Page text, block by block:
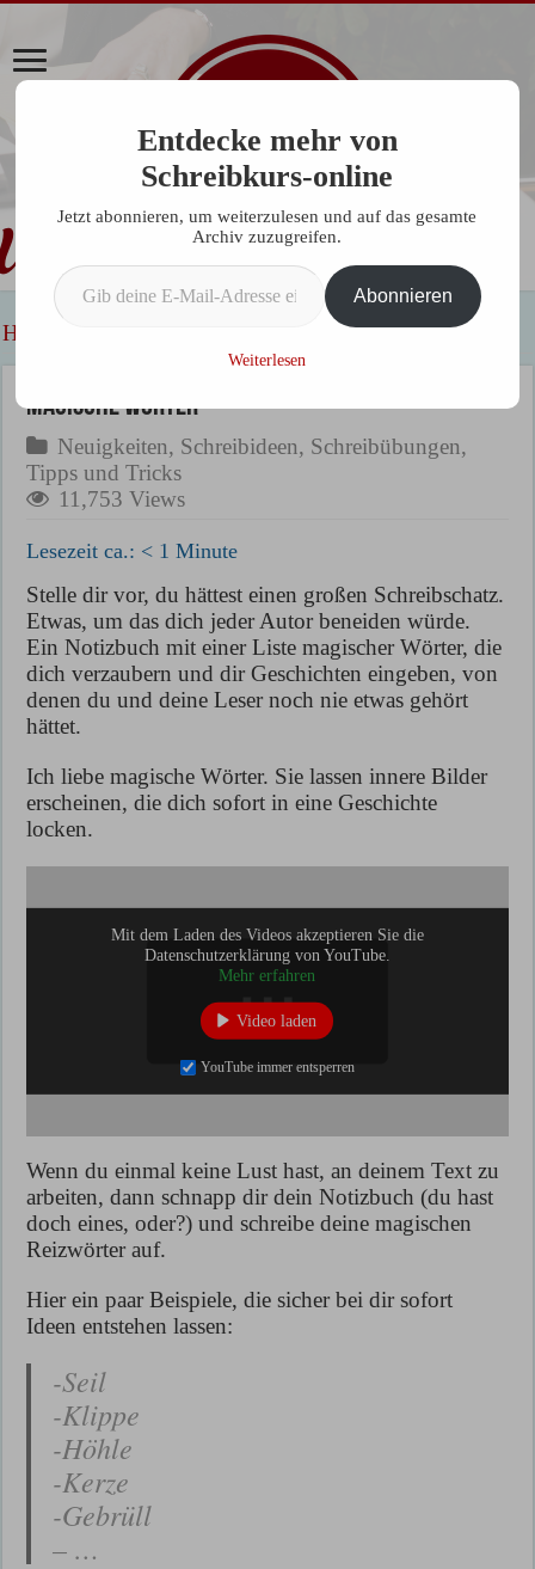
Home » Magische Wörter
Magische Wörter
Neuigkeiten, Schreibideen, Schreibübungen,
Tipps und Tricks
11,753 Views
Lesezeit ca.: < 1 Minute
Stelle dir vor, du hättest einen großen Schreibschatz.
Etwas, um das dich jeder Autor beneiden würde.
Ein Notizbuch mit einer Liste magischer Wörter, die
dich verzaubern und dir Geschichten eingeben, von
denen du und deine Leser noch nie etwas gehört
hättet.
Ich liebe magische Wörter. Sie lassen innere Bilder
erscheinen, die dich sofort in eine Geschichte
locken.
Mit dem Laden des Videos akzeptieren Sie die
Datenschutzerklärung von YouTube.
Mehr erfahren
Video laden
YouTube immer entsperren
Wenn du einmal keine Lust hast, an deinem Text zu
arbeiten, dann schnapp dir dein Notizbuch (du hast
doch eines, oder?) und schreibe deine magischen
Reizwörter auf.
Hier ein paar Beispiele, die sicher bei dir sofort
Ideen entstehen lassen:
-Seil
-Klippe
-Höhle
-Kerze
-Gebrüll
– …
Entdecke mehr von
Schreibkurs-online
Jetzt abonnieren, um weiterzulesen und auf das gesamte
Archiv zuzugreifen.
Gib deine E-Mail-Adresse ein ...
Abonnieren
Weiterlesen